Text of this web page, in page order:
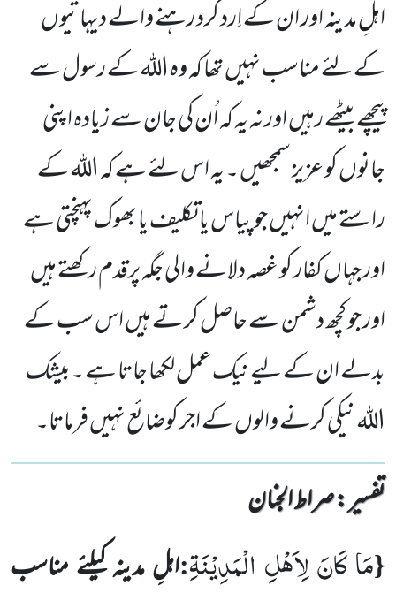
اہلِ مدینہ اور ان کے اِرد گرد رہنے والے دیہاتیوں
کے لئے مناسب نہیں تھا کہ وہ اللہ کے رسول سے
پیچھے بیٹھے رہیں اور نہ یہ کہ اُن کی جان سے زیادہ اپنی
جانوں کو عزیز سمجھیں ۔ یہ اس لئے ہے کہ اللہ کے
راستے میں انہیں جو پیاس یا تکلیف یا بھوک پہنچتی ہے
اور جہاں کفار کو غصہ دلانے والی جگہ پرقدم رکھتے ہیں
اور جو کچھ دشمن سے حاصل کرتے ہیں اس سب کے
بدلے ان کے لیے نیک عمل لکھا جاتا ہے ۔بیشک
اللہ نیکی کرنے والوں کے اجر کوضائع نہیں فرماتا۔
تفسیر : ‎صراط الجنان
{مَا كَانَ لِاَهْلِ الْمَدِیْنَةِ:اہلِ مدینہ کیلئے مناسب